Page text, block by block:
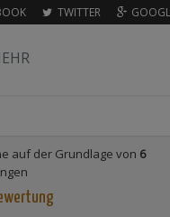
TWITTER
auf der Grundlage von 6